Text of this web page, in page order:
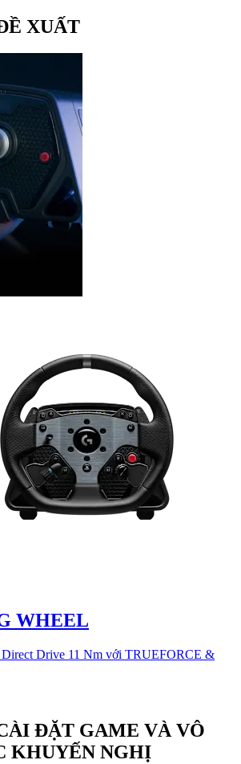
XUẤT
WHEEL
Direct Drive 11 Nm với TRUEFORCE &
ĐẶT GAME VÀ VÔ
KHUYẾN NGHỊ